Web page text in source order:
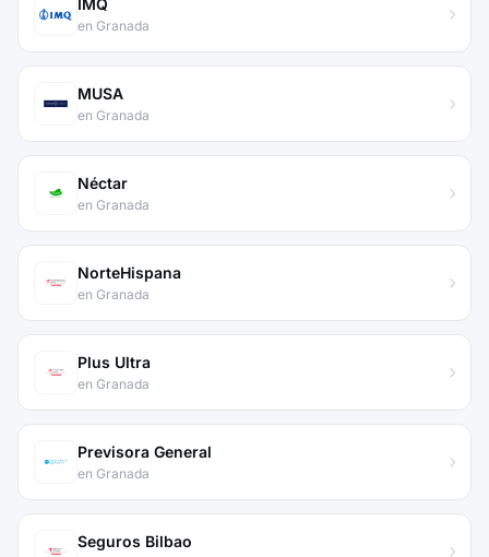
IMQ
en Granada
MUSA
en Granada
Néctar
en Granada
NorteHispana
en Granada
Plus Ultra
en Granada
Previsora General
en Granada
Seguros Bilbao